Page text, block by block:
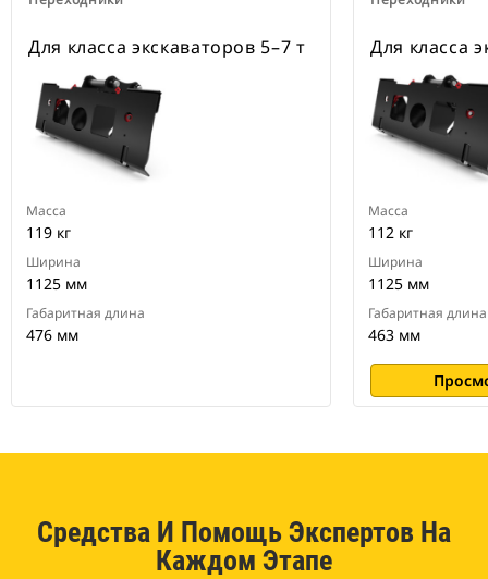
Для класса экскаваторов 5–7 т
Масса
119 кг
Ширина
1125 мм
Габаритная длина
476 мм
Для класса
Масса
112 кг
Ширина
1125 мм
Габаритная длина
463 мм
Средства И Помощь Экспертов На
Каждом Этапе